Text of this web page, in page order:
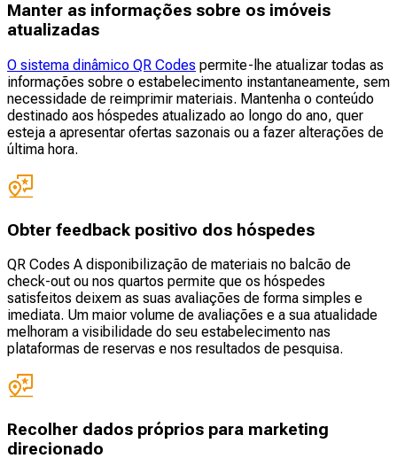
Manter as informações sobre os imóveis
atualizadas
O sistema dinâmico QR Codes permite-lhe atualizar todas as
informações sobre o estabelecimento instantaneamente, sem
necessidade de reimprimir materiais. Mantenha o conteúdo
destinado aos hóspedes atualizado ao longo do ano, quer
esteja a apresentar ofertas sazonais ou a fazer alterações de
última hora.
Obter feedback positivo dos hóspedes
QR Codes A disponibilização de materiais no balcão de
check-out ou nos quartos permite que os hóspedes
satisfeitos deixem as suas avaliações de forma simples e
imediata. Um maior volume de avaliações e a sua atualidade
melhoram a visibilidade do seu estabelecimento nas
plataformas de reservas e nos resultados de pesquisa.
Recolher dados próprios para marketing
direcionado